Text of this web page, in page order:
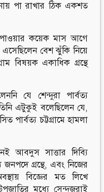
পা রাখার ঠিক একশত
কয়েক মাস আগে
এসেছিলেন বেশ ঝুঁকি নিয়ে
বিষয়ক একাধিক গ্রন্থে
যে শেন্দুরা পার্বত্য
এটুকুই বলেছিলেন যে,
পার্বত্য চট্টগ্রামে হামলা
আবদুস সাত্তার দিব্যি
গ্রন্থে, এবং নিজের
বিজ্ঞের মত লিখে
উপজাতির মধ্যে সেন্দুজরাই